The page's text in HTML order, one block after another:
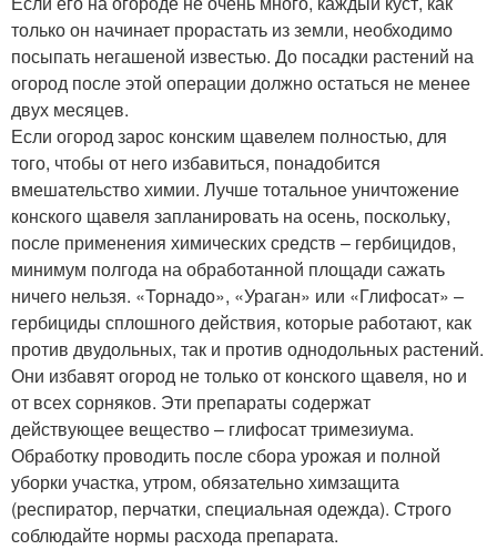
только он начинает прорастать из земли, необходимо
посыпать негашеной известью. До посадки растений на
огород после этой операции должно остаться не менее
двух месяцев.
Если огород зарос конским щавелем полностью, для
того, чтобы от него избавиться, понадобится
вмешательство химии. Лучше тотальное уничтожение
конского щавеля запланировать на осень, поскольку,
после применения химических средств – гербицидов,
минимум полгода на обработанной площади сажать
ничего нельзя. «Торнадо», «Ураган» или «Глифосат» –
гербициды сплошного действия, которые работают, как
против двудольных, так и против однодольных растений.
Они избавят огород не только от конского щавеля, но и
от всех сорняков. Эти препараты содержат
действующее вещество – глифосат тримезиума.
Обработку проводить после сбора урожая и полной
уборки участка, утром, обязательно химзащита
(респиратор, перчатки, специальная одежда). Строго
соблюдайте нормы расхода препарата.